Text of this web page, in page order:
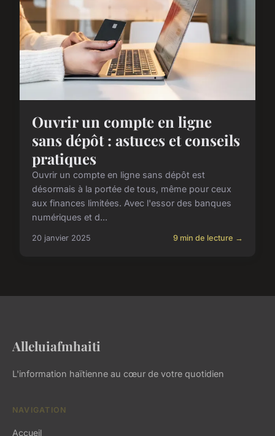
Ouvrir un compte en ligne
sans dépôt : astuces et conseils
pratiques
Ouvrir un compte en ligne sans dépôt est
désormais à la portée de tous, même pour ceux
aux finances limitées. Avec l'essor des banques
numériques et d...
20 janvier 2025 9 min de lecture →
Alleluiafmhaiti
L'information haïtienne au cœur de votre quotidien
NAVIGATION
Accueil